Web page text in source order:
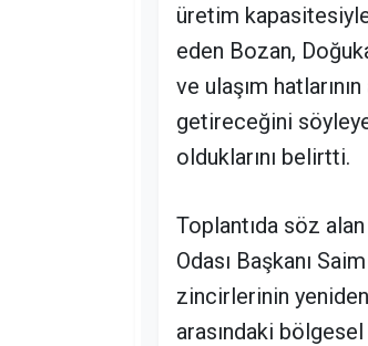
üretim
eden Bozan,
ve ulaşım
getireceğini
olduklarını belirtti.
Toplantıda söz
Odası Başkanı
zincirlerinin
arasındaki